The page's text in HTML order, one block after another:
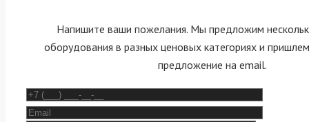
Напишите ваши пожелания. Мы предложим
оборудования в разных ценовых категориях и
предложение на email.